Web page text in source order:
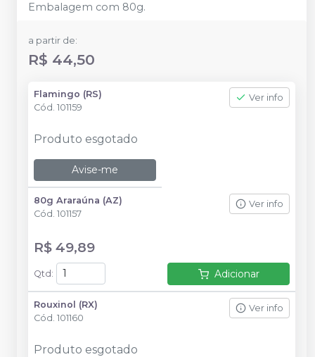
Embalagem com 80g.
a partir de:
R$ 44,50
Flamingo (RS)
Cód. 101159
Ver info
Produto esgotado
Avise-me
80g Araraúna (AZ)
Cód. 101157
Ver info
R$ 49,89
Qtd : Adicionar
Rouxinol (RX)
Cód. 101160
Ver info
Produto esgotado